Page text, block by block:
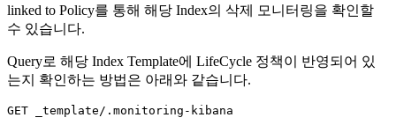
linked to Policy를 통해 해당 Index의 삭제 모니터링을 확인할
수 있습니다.
Query로 해당 Index Template에 LifeCycle 정책이 반영되어 있
는지 확인하는 방법은 아래와 같습니다.
GET _template/.monitoring-kibana